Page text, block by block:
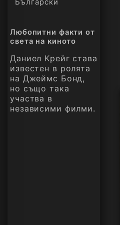
Български
Любопитни факти от
света на киното
Даниел Крейг става
известен в ролята
на Джеймс Бонд,
но също така
участва в
независими филми.